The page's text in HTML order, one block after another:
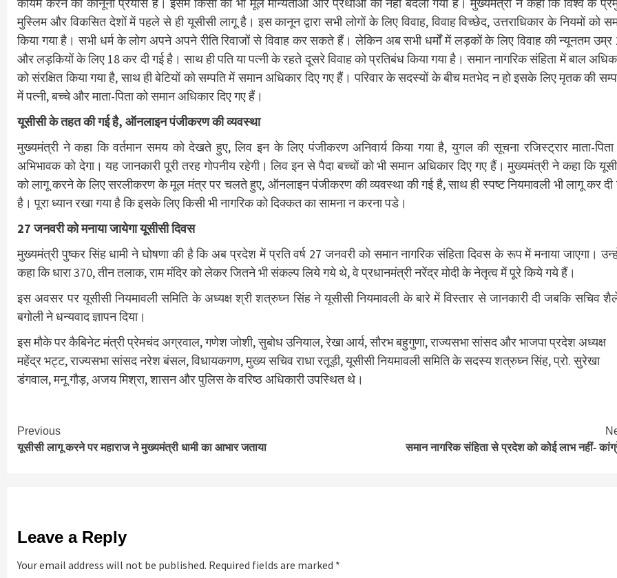
मुस्लिम और विकसित देशों में पहले से ही यूसीसी लागू है। इस कानून द्वारा सभी लोगों के लिए विवाह, विवाह विच्छेद, उत्तराधिकार के नियमों को
किया गया है। सभी धर्म के लोग अपने अपने रीति रिवाजों से विवाह कर सकते हैं। लेकिन अब सभी धर्मों में लड़कों के लिए विवाह की न्यूनतम उम्र
और लड़कियों के लिए 18 कर दी गई है। साथ ही पति या पत्नी के रहते दूसरे विवाह को प्रतिबंध किया गया है। समान नागरिक संहिता में बाल
को संरक्षित किया गया है, साथ ही बेटियों को सम्पति में समान अधिकार दिए गए हैं। परिवार के सदस्यों के बीच मतभेद न हो इसके लिए मृतक की
में पत्नी, बच्चे और माता-पिता को समान अधिकार दिए गए हैं।
यूसीसी के तहत की गई है, ऑनलाइन पंजीकरण की व्यवस्था
मुख्यमंत्री ने कहा कि वर्तमान समय को देखते हुए, लिव इन के लिए पंजीकरण अनिवार्य किया गया है, युगल की सूचना रजिस्ट्रार माता-पिता
अभिभावक को देगा। यह जानकारी पूरी तरह गोपनीय रहेगी। लिव इन से पैदा बच्चों को भी समान अधिकार दिए गए हैं। मुख्यमंत्री ने कहा कि
को लागू करने के लिए सरलीकरण के मूल मंत्र पर चलते हुए, ऑनलाइन पंजीकरण की व्यवस्था की गई है, साथ ही स्पष्ट नियमावली भी लागू कर दी
है। पूरा ध्यान रखा गया है कि इसके लिए किसी भी नागरिक को दिक्कत का सामना न करना पडे।
27 जनवरी को मनाया जायेगा यूसीसी दिवस
मुख्यमंत्री पुष्कर सिंह धामी ने घोषणा की है कि अब प्रदेश में प्रति वर्ष 27 जनवरी को समान नागरिक संहिता दिवस के रूप में मनाया जाएगा।
कहा कि धारा 370, तीन तलाक, राम मंदिर को लेकर जितने भी संकल्प लिये गये थे, वे प्रधानमंत्री नरेंद्र मोदी के नेतृत्व में पूरे किये गये हैं।
इस अवसर पर यूसीसी नियमावली समिति के अध्यक्ष श्री शत्रुघ्न सिंह ने यूसीसी नियमावली के बारे में विस्तार से जानकारी दी जबकि सचिव
बगोली ने धन्यवाद ज्ञापन दिया।
इस मौके पर कैबिनेट मंत्री प्रेमचंद अग्रवाल, गणेश जोशी, सुबोध उनियाल, रेखा आर्य, सौरभ बहुगुणा, राज्यसभा सांसद और भाजपा प्रदेश अध्यक्ष
महेंद्र भट्ट, राज्यसभा सांसद नरेश बंसल, विधायकगण, मुख्य सचिव राधा रतूड़ी, यूसीसी नियमावली समिति के सदस्य शत्रुघ्न सिंह, प्रो. सुरेखा
डंगवाल, मनू गौड़, अजय मिश्रा, शासन और पुलिस के वरिष्ठ अधिकारी उपस्थित थे।
Continue
Reading
Previous
यूसीसी लागू करने पर महाराज ने मुख्यमंत्री धामी का आभार जताया
समान नागरिक संहिता से प्रदेश को कोई लाभ नहीं-
Leave a Reply
Your email address will not be published. Required fields are marked *